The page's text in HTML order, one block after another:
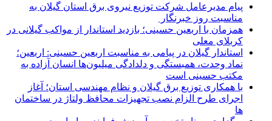
پیام مدیرعامل شركت توزیع نیروی برق استان گیلان به
مناسبت روز خبرنگار ‌
همزمان با اربعین حسینی؛ بازدید استاندار از مواکب گیلانی در
کربلای معلی
استاندار گیلان در پیامی به مناسبت اربعین حسینی: اربعین؛
نماد وحدت، همبستگی و دلدادگی میلیون‌ها انسان آزاده به
مکتب حسینی است
با همکاری توزیع برق گیلان و نظام مهندسی استان؛ آغاز
اجرای طرح الزام نصب تجهیزات محافظ ولتاژ در ساختمان
ها